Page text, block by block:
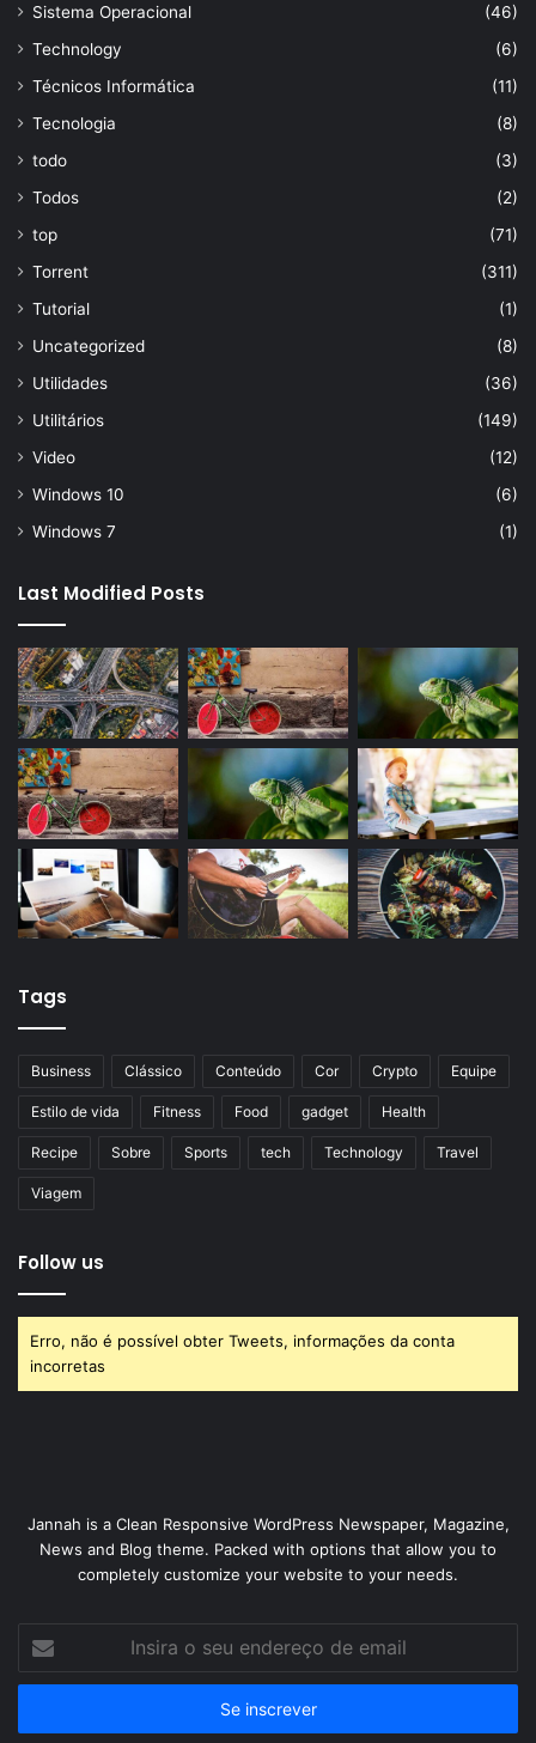
Sistema Operacional
(46)
Technology
(6)
Técnicos Informática
(11)
Tecnologia
(8)
todo
(3)
Todos
(2)
top
(71)
Torrent
(311)
Tutorial
(1)
Uncategorized
(8)
Utilidades
(36)
Utilitários
(149)
Video
(12)
Windows 10
(6)
Windows 7
(1)
Last Modified Posts
Tags
Business Clássico Conteúdo Cor Crypto Equipe
Estilo de vida Fitness Food gadget Health
Recipe Sobre Sports tech Technology Travel
Viagem
Follow us
Erro, não é possível obter Tweets, informações da conta
incorretas
Jannah is a Clean Responsive WordPress Newspaper, Magazine,
News and Blog theme. Packed with options that allow you to
completely customize your website to your needs.
seu
de